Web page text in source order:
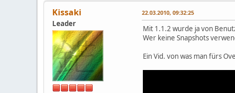
Kissaki
Leader
22.03.2010, 09:32:25
Mit 1.1.2 wurde ja von
Wer keine Snapshots
Ein Vid. von was man fürs